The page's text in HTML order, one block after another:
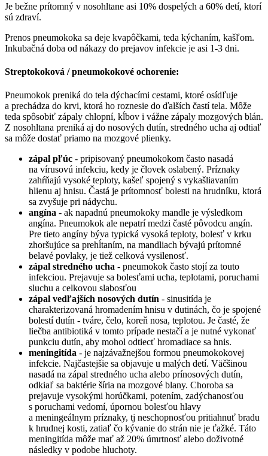
Je bežne prítomný v nosohltane asi 10% dospelých a 60% detí, ktorí
sú zdraví.
Prenos pneumokoka sa deje kvapôčkami, teda kýchaním, kašľom.
Inkubačná doba od nákazy do prejavov infekcie je asi 1-3 dni.
Streptokoková / pneumokokové ochorenie:
Pneumokok preniká do tela dýchacími cestami, ktoré osídľuje
a prechádza do krvi, ktorá ho roznesie do ďalších častí tela. Môže
teda spôsobiť zápaly chlopní, kĺbov i vážne zápaly mozgových blán.
Z nosohltana preniká aj do nosových dutín, stredného ucha aj odtiaľ
sa môže dostať priamo na mozgové plienky.
zápal pľúc - pripisovaný pneumokokom často nasadá
na vírusovú infekciu, kedy je človek oslabený. Príznaky
zahŕňajú vysoké teploty, kašeľ spojený s vykašliavaním
hlienu aj hnisu. Častá je prítomnosť bolesti na hrudníku, ktorá
sa zvyšuje pri nádychu.
angína - ak napadnú pneumokoky mandle je výsledkom
angína. Pneumokok ale nepatrí medzi časté pôvodcu angín.
Pre tieto angíny býva typická vysoká teploty, bolesť v krku
zhoršujúce sa prehĺtaním, na mandliach bývajú prítomné
belavé povlaky, je tiež celková vysilenosť.
zápal stredného ucha - pneumokok často stojí za touto
infekciou. Prejavuje sa bolesťami ucha, teplotami, poruchami
sluchu a celkovou slabosťou
zápal vedľajších nosových dutín - sinusitída je
charakterizovaná hromadením hnisu v dutinách, čo je spojené
bolestí dutín - tváre, čelo, koreň nosa, teplotou. Je časté, že
liečba antibiotiká v tomto prípade nestačí a je nutné vykonať
punkciu dutín, aby mohol odtiecť hromadiace sa hnis.
meningitída - je najzávažnejšou formou pneumokokovej
infekcie. Najčastejšie sa objavuje u malých detí. Väčšinou
nasadá na zápal stredného ucha alebo prínosových dutín,
odkiaľ sa baktérie šíria na mozgové blany. Choroba sa
prejavuje vysokými horúčkami, potením, zadýchanosťou
s poruchami vedomí, úpornou bolesťou hlavy
a meningeálnym príznaky, tj neschopnosťou pritiahnuť bradu
k hrudnej kosti, zatiaľ čo kývanie do strán nie je ťažké. Táto
meningitída môže mať až 20% úmrtnosť alebo doživotné
následky v podobe hluchoty.